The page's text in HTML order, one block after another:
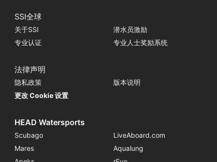
SSI全球
关于SSI
潜水员激励
专业认证
专业人士奖励系统
法律声明
隐私政策
版本说明
更改 Cookie 设置
HEAD Watersports
Scubago
LiveAboard.com
Mares
Aqualung